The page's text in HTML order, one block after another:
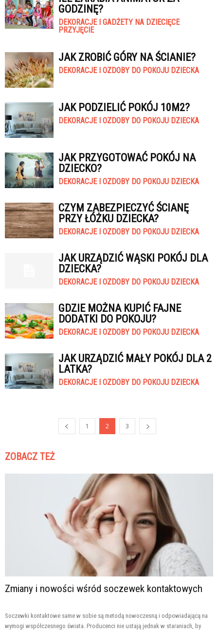
GODZINĘ?
DEKORACJE I GADŻETY NA DZIECIĘCE
PRZYJĘCIE
JAK ZROBIĆ GÓRY NA ŚCIANIE?
DEKORACJE I OZDOBY DO POKOJU DZIECKA
JAK PODZIELIĆ POKÓJ 10M2?
DEKORACJE I OZDOBY DO POKOJU DZIECKA
JAK PRZYGOTOWAĆ POKÓJ NA
DZIECKO?
DEKORACJE I OZDOBY DO POKOJU DZIECKA
CZYM ZABEZPIECZYĆ ŚCIANĘ
PRZY ŁÓŻKU DZIECKA?
DEKORACJE I OZDOBY DO POKOJU DZIECKA
JAK URZĄDZIĆ WĄSKI POKÓJ DLA
DZIECKA?
DEKORACJE I OZDOBY DO POKOJU DZIECKA
GDZIE MOŻNA KUPIĆ FAJNE
DODATKI DO POKOJU?
DEKORACJE I OZDOBY DO POKOJU DZIECKA
JAK URZĄDZIĆ MAŁY POKÓJ DLA 2
LATKA?
DEKORACJE I OZDOBY DO POKOJU DZIECKA
1 2 3
ZOBACZ TEŻ
Zmiany i nowości wśród soczewek kontaktowych
Soczewki kontaktowe same w sobie są metodą nowoczesną i odpowiadającą na
wymogi współczesnego świata. Producenci nie ustają jednak w staraniach, by